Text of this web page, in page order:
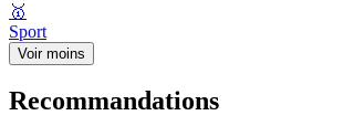
🥇
Sport
Voir moins
Recommandations